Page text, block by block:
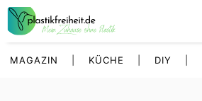
Zum
Inhalt
MAGAZIN KÜCHE DIY